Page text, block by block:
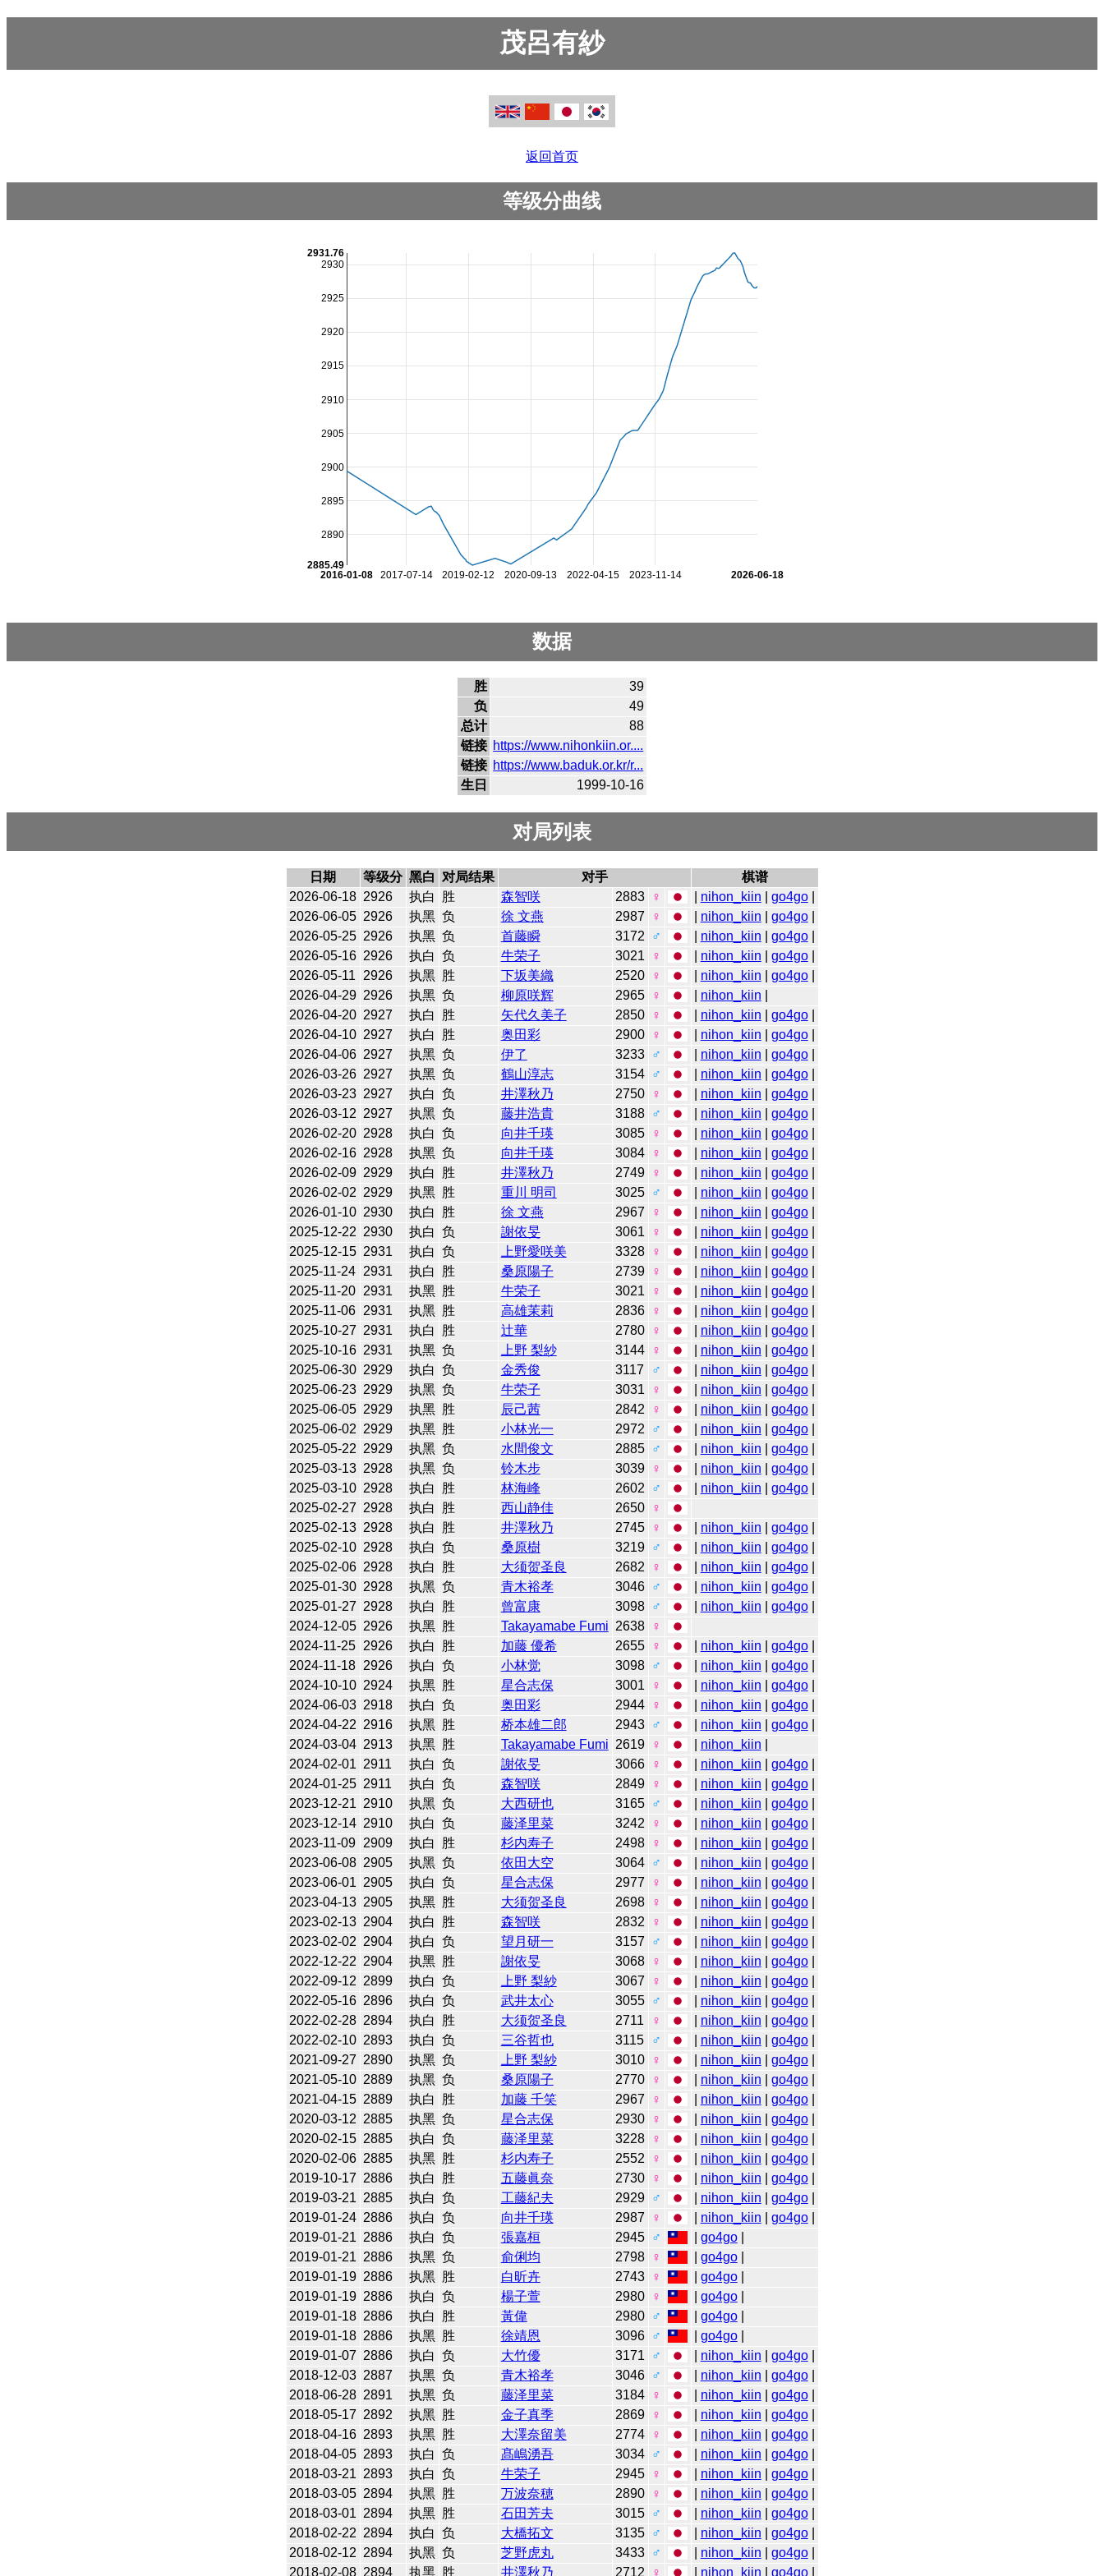
茂呂有紗
返回首页
等级分曲线
2017-07-14 2019-02-12 2020-09-13 2022-04-15 2023-11-14
2016-01-08 2026-06-18
2890
2895
2900
2905
2910
2915
2920
2925
2930
2885.49
2931.76
数据
胜
39
负
49
总计
88
链接 https://www.nihonkiin.or....
链接 https://www.baduk.or.kr/r...
生日
1999-10-16
对局列表
日期 等级分 黑白 对局结果 对手
棋谱
2026-06-18 2926 执白 胜 森智咲 2883 ♀ nihon_kiin go4go|
2026-06-05 2926 执黑 负 徐 文燕 2987 ♀ nihon_kiin go4go|
2026-05-25 2926 执黑 负 首藤瞬 3172 ♂ nihon_kiin go4go|
2026-05-16 2926 执白 负 牛荣子 3021 ♀ nihon_kiin go4go|
2026-05-11
2926 执黑 胜 下坂美織 2520 ♀ nihon_kiin go4go|
2026-04-29 2926 执黑 负 柳原咲辉 2965 ♀ nihon_kiin
2026-04-20 2927 执白 胜 矢代久美子 2850 ♀ nihon_kiin go4go|
2026-04-10 2927 执白 胜 奥田彩 2900 ♀ nihon_kiin go4go|
2026-04-06 2927 执黑 负 伊了 3233 ♂ nihon_kiin go4go|
2026-03-26 2927 执黑 负 鶴山淳志 3154 ♂ nihon_kiin go4go|
2026-03-23 2927 执白 负 井澤秋乃 2750 ♀ nihon_kiin go4go|
2026-03-12 2927 执黑 负 藤井浩貴 3188 ♂ nihon_kiin go4go|
2026-02-20 2928 执白 负 向井千瑛 3085 ♀ nihon_kiin go4go|
2026-02-16 2928 执黑 负 向井千瑛 3084 ♀ nihon_kiin go4go|
2026-02-09 2929 执白 胜 井澤秋乃 2749 ♀ nihon_kiin go4go|
2026-02-02 2929 执黑 胜 重川 明司 3025 ♂ nihon_kiin go4go|
2026-01-10 2930 执白 胜 徐 文燕 2967 ♀ nihon_kiin go4go|
2025-12-22 2930 执白 负 謝依旻 3061 ♀ nihon_kiin go4go|
2025-12-15 2931 执白 负 上野愛咲美 3328 ♀ nihon_kiin go4go|
2025-11-24
2931 执白 胜 桑原陽子 2739 ♀ nihon_kiin go4go|
2025-11-20
2931 执黑 胜 牛荣子 3021 ♀ nihon_kiin go4go|
2025-11-06
2931 执黑 胜 高雄茉莉 2836 ♀ nihon_kiin go4go|
2025-10-27 2931 执白 胜 辻華 2780 ♀ nihon_kiin go4go|
2025-10-16 2931 执黑 负 上野 梨紗 3144 ♀ nihon_kiin go4go|
2025-06-30 2929 执白 负 金秀俊 3117 ♂ nihon_kiin go4go|
2025-06-23 2929 执黑 负 牛荣子 3031 ♀ nihon_kiin go4go|
2025-06-05 2929 执黑 胜 辰己茜 2842 ♀ nihon_kiin go4go|
2025-06-02 2929 执黑 胜 小林光一 2972 ♂ nihon_kiin go4go|
2025-05-22 2929 执黑 负 水間俊文 2885 ♂ nihon_kiin go4go|
2025-03-13 2928 执黑 负 铃木步 3039 ♀ nihon_kiin go4go|
2025-03-10 2928 执白 胜 林海峰 2602 ♂ nihon_kiin go4go|
2025-02-27 2928 执白 胜 西山静佳 2650
♀
2025-02-13 2928 执白 胜 井澤秋乃 2745 ♀ nihon_kiin go4go|
2025-02-10 2928 执白 负 桑原樹 3219 ♂ nihon_kiin go4go|
2025-02-06 2928 执白 胜 大须贺圣良 2682 ♀ nihon_kiin go4go|
2025-01-30 2928 执黑 负 青木裕孝 3046 ♂ nihon_kiin go4go|
2025-01-27 2928 执白 胜 曾富康 3098 ♂ nihon_kiin go4go|
2024-12-05 2926 执黑 胜 Takayamabe Fumi 2638
♀
2024-11-25
2926 执白 胜 加藤 優希 2655 ♀ nihon_kiin go4go|
2024-11-18
2926 执白 负 小林觉 3098 ♂ nihon_kiin go4go|
2024-10-10 2924 执黑 胜 星合志保 3001 ♀ nihon_kiin go4go|
2024-06-03 2918 执白 负 奥田彩 2944 ♀ nihon_kiin go4go|
2024-04-22 2916 执黑 胜 桥本雄二郎 2943 ♂ nihon_kiin go4go|
2024-03-04 2913 执黑 胜 Takayamabe Fumi 2619 ♀ nihon_kiin
2024-02-01 2911 执白 负 謝依旻 3066 ♀ nihon_kiin go4go|
2024-01-25 2911 执白 负 森智咲 2849 ♀ nihon_kiin go4go|
2023-12-21 2910 执黑 负 大西研也 3165 ♂ nihon_kiin go4go|
2023-12-14 2910 执白 负 藤泽里菜 3242 ♀ nihon_kiin go4go|
2023-11-09
2909 执白 胜 杉内寿子 2498 ♀ nihon_kiin go4go|
2023-06-08 2905 执黑 负 依田大空 3064 ♂ nihon_kiin go4go|
2023-06-01 2905 执白 负 星合志保 2977 ♀ nihon_kiin go4go|
2023-04-13 2905 执黑 胜 大须贺圣良 2698 ♀ nihon_kiin go4go|
2023-02-13 2904 执白 胜 森智咲 2832 ♀ nihon_kiin go4go|
2023-02-02 2904 执白 负 望月研一 3157 ♂ nihon_kiin go4go|
2022-12-22 2904 执黑 胜 謝依旻 3068 ♀ nihon_kiin go4go|
2022-09-12 2899 执白 负 上野 梨紗 3067 ♀ nihon_kiin go4go|
2022-05-16 2896 执白 负 武井太心 3055 ♂ nihon_kiin go4go|
2022-02-28 2894 执白 胜 大须贺圣良 2711 ♀ nihon_kiin go4go|
2022-02-10 2893 执白 负 三谷哲也 3115 ♂ nihon_kiin go4go|
2021-09-27 2890 执黑 负 上野 梨紗 3010 ♀ nihon_kiin go4go|
2021-05-10 2889 执黑 负 桑原陽子 2770 ♀ nihon_kiin go4go|
2021-04-15 2889 执白 胜 加藤 千笑 2967 ♀ nihon_kiin go4go|
2020-03-12 2885 执黑 负 星合志保 2930 ♀ nihon_kiin go4go|
2020-02-15 2885 执白 负 藤泽里菜 3228 ♀ nihon_kiin go4go|
2020-02-06 2885 执黑 胜 杉内寿子 2552 ♀ nihon_kiin go4go|
2019-10-17 2886 执白 胜 五藤眞奈 2730 ♀ nihon_kiin go4go|
2019-03-21 2885 执白 负 工藤紀夫 2929 ♂ nihon_kiin go4go|
2019-01-24 2886 执白 负 向井千瑛 2987 ♀ nihon_kiin go4go|
2019-01-21 2886 执白 负 張嘉桓 2945 ♂ go4go|
2019-01-21 2886 执黑 负 俞俐均 2798 ♀ go4go|
2019-01-19 2886 执黑 胜 白昕卉 2743 ♀ go4go|
2019-01-19 2886 执白 负 楊子萱 2980 ♀ go4go|
2019-01-18 2886 执白 胜 黃偉 2980 ♂ go4go|
2019-01-18 2886 执黑 胜 徐靖恩 3096 ♂ go4go|
2019-01-07 2886 执白 负 大竹優 3171 ♂ nihon_kiin go4go|
2018-12-03 2887 执黑 负 青木裕孝 3046 ♂ nihon_kiin go4go|
2018-06-28 2891 执黑 负 藤泽里菜 3184 ♀ nihon_kiin go4go|
2018-05-17 2892 执黑 胜 金子真季 2869 ♀ nihon_kiin go4go|
2018-04-16 2893 执黑 胜 大澤奈留美 2774 ♀ nihon_kiin go4go|
2018-04-05 2893 执白 负 髙嶋湧吾 3034 ♂ nihon_kiin go4go|
2018-03-21 2893 执白 负 牛荣子 2945 ♀ nihon_kiin go4go|
2018-03-05 2894 执黑 胜 万波奈穂 2890 ♀ nihon_kiin go4go|
2018-03-01 2894 执黑 胜 石田芳夫 3015 ♂ nihon_kiin go4go|
2018-02-22 2894 执白 负 大橋拓文 3135 ♂ nihon_kiin go4go|
2018-02-12 2894 执黑 负 芝野虎丸 3433 ♂ nihon_kiin go4go|
2018-02-08 2894 执黑 胜 井澤秋乃 2712 ♀ nihon_kiin go4go|